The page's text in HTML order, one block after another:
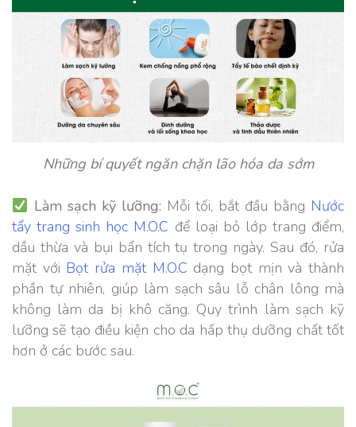
Những bí quyết ngăn chặn lão hóa da sớm
Làm sạch kỹ lưỡng: Mỗi tối, bắt đầu bằng Nước
tẩy trang sinh học M.O.C để loại bỏ lớp trang điểm,
dầu thừa và bụi bẩn tích tụ trong ngày. Sau đó, rửa
mặt với Bọt rửa mặt M.O.C dạng bọt mịn và thành
phần tự nhiên, giúp làm sạch sâu lỗ chân lông mà
không làm da bị khô căng. Quy trình làm sạch kỹ
lưỡng sẽ tạo điều kiện cho da hấp thụ dưỡng chất tốt
hơn ở các bước sau.